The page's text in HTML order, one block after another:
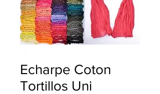
Echarpe Coton
Tortillos Uni